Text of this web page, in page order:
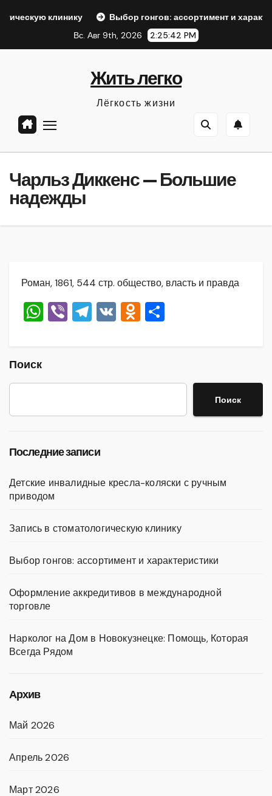
Выбор гонгов: ассортимент и характеристики
Вс. Авг 9th, 2026
2:25:44 PM
Жить легко
Лёгкость жизни
Чарльз Диккенс — Большие
надежды
Роман, 1861, 544 стр. общество, власть и правда
W
A
p
Vi T
a
m
V O
kl
a
в
и
Поиск
Поиск
Последние записи
Детские инвалидные кресла-коляски с ручным
приводом
Запись в стоматологическую клинику
Выбор гонгов: ассортимент и характеристики
Оформление аккредитивов в международной
торговле
Нарколог на Дом в Новокузнецке: Помощь, Которая
Всегда Рядом
Архив
Май 2026
Апрель 2026
Март 2026